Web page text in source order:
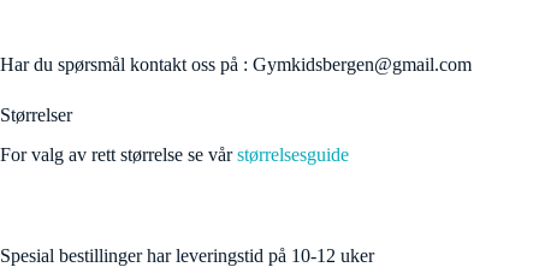
Har du spørsmål kontakt oss på : Gymkidsbergen@gmail.com
Størrelser
For valg av rett størrelse se vårstørrelsesguide
Spesial bestillinger har leveringstid på 10-12 uker